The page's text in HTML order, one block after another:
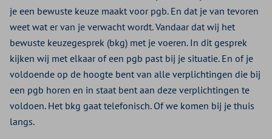
je een bewuste keuze maakt voor pgb. En dat je van tevoren
weet wat er van je verwacht wordt. Vandaar dat wij het
bewuste keuzegesprek (bkg) met je voeren. In dit gesprek
kijken wij met elkaar of een pgb past bij je situatie. En of je
voldoende op de hoogte bent van alle verplichtingen die bij
een pgb horen en in staat bent aan deze verplichtingen te
voldoen. Het bkg gaat telefonisch. Of we komen bij je thuis
langs.